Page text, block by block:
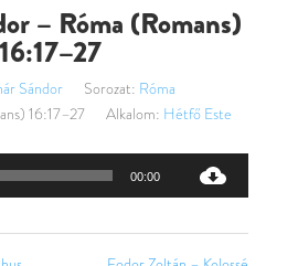
– Róma (Romans)
16:17–27
Sándor Sorozat: Róma
16:17–27 Alkalom: Hétfő Este
Audió
00:00